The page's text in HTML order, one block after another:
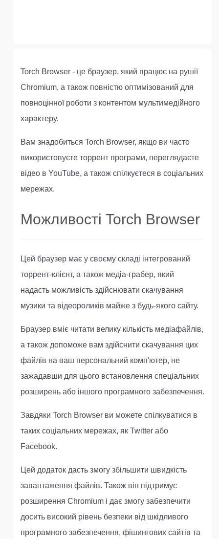
Torch Browser - це браузер, який працює на рушії
Chromium, а також повністю оптимізований для
повноцінної роботи з контентом мультимедійного
характеру.
Вам знадобиться Torch Browser, якщо ви часто
використовуєте торрент програми, переглядаєте
відео в YouTube, а також спілкуєтеся в соціальних
мережах.
Можливості Torch Browser
Цей браузер має у своєму складі інтегрований
торрент-клієнт, а також медіа-грабер, який
надасть можливість здійснювати скачування
музики та відеороликів майже з будь-якого сайту.
Браузер вміє читати велику кількість медіафайлів,
а також допоможе вам здійснити скачування цих
файлів на ваш персональний комп'ютер, не
зажадавши для цього встановлення спеціальних
розширень або іншого програмного забезпечення.
Завдяки Torch Browser ви можете спілкуватися в
таких соціальних мережах, як Twitter або
Facebook.
Цей додаток дасть змогу збільшити швидкість
завантаження файлів. Також він підтримує
розширення Chromium і дає змогу забезпечити
досить високий рівень безпеки від шкідливого
програмного забезпечення, фішингових сайтів та